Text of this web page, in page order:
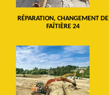
RÉPARATION, CHANGEMENT DE
FAÎTIÈRE 24